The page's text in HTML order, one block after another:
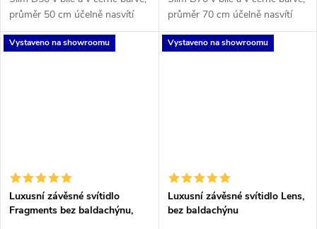
průměr 50 cm účelně nasvítí
obývací pokoj, kuchyň nebo
jídelní stůl. Materiál hliník s
průměr 70 cm účelně nasvítí
obývací pokoj, kuchyň nebo
jídelní stůl. Materiál hliník s
Vystaveno na showroomu
Luxusní závěsné svítidlo
Fragments bez baldachýnu,
Vystaveno na showroomu
Luxusní závěsné svítidlo Lens,
bez baldachýnu